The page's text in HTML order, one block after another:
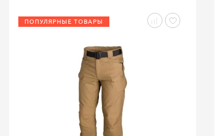
ПОПУЛЯРНЫЕ ТОВАРЫ